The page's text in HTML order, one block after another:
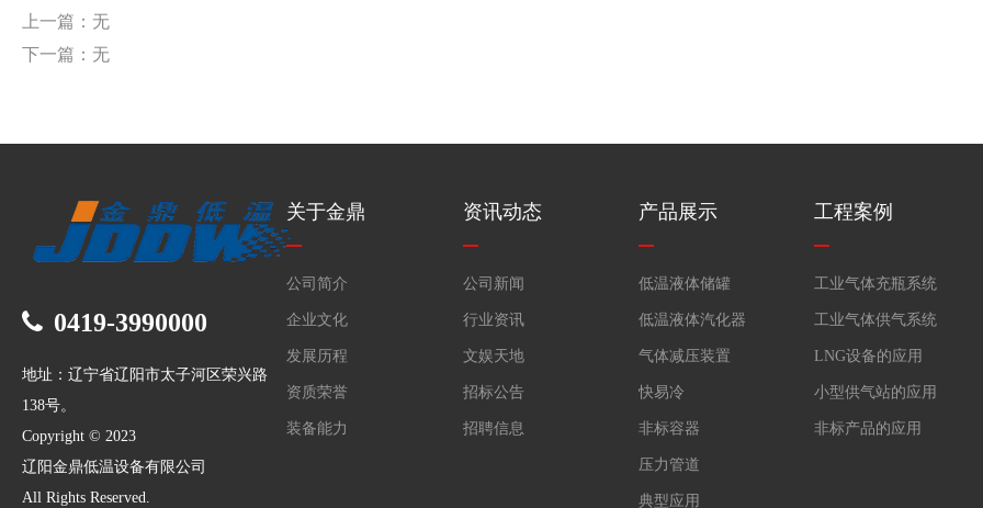
上一篇：无
下一篇：无
0419-3990000
地址：辽宁省辽阳市太子河区荣兴路
138号。
Copyright © 2023
辽阳金鼎低温设备有限公司
All Rights Reserved.
关于金鼎
公司简介
企业文化
发展历程
资质荣誉
装备能力
资讯动态
公司新闻
行业资讯
文娱天地
招标公告
招聘信息
产品展示
低温液体储罐
低温液体汽化器
气体减压装置
快易冷
非标容器
压力管道
典型应用
工程案例
工业气体充瓶系统
工业气体供气系统
LNG设备的应用
小型供气站的应用
非标产品的应用